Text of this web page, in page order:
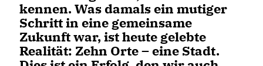
kennen. Was damals ein mutiger
Schritt in eine gemeinsame
Zukunft war, ist heute gelebte
Realität: Zehn Orte – eine Stadt.